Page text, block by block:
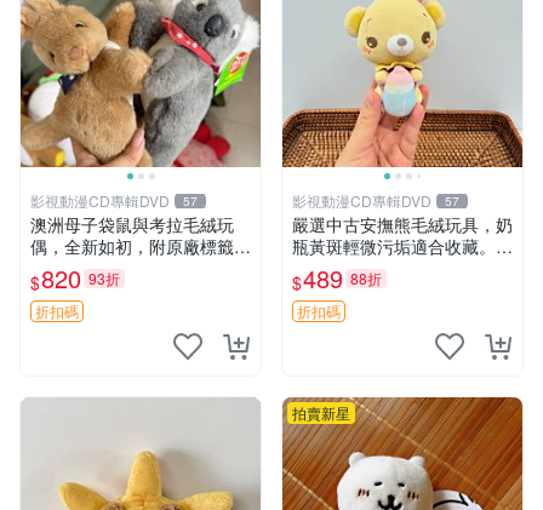
影視動漫CD專輯DVD 57
澳洲母子袋鼠與考拉毛絨玩
偶，全新如初，附原廠標籤，
手感極軟，適合贈送親朋好
友。袋鼠與考拉正版，精緻尺
寸，適合作為收藏或家飾擺
設，增添暖意。 母子、袋
$820 93折
折扣碼
影視動漫CD專輯DVD 57
嚴選中古安撫熊毛絨玩具，奶
瓶黃斑輕微污垢適合收藏。默
認兩日發貨，全國快遞隨機派
送。 成色如圖可放心購買，
輕微瑕疵和臟污不影響使用。
安撫熊 中古玩偶 毛
$489 88折
折扣碼
拍賣新星